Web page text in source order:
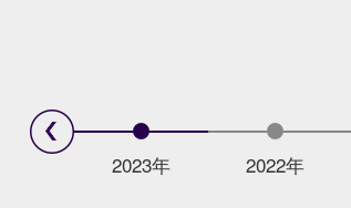
2023年 2022年